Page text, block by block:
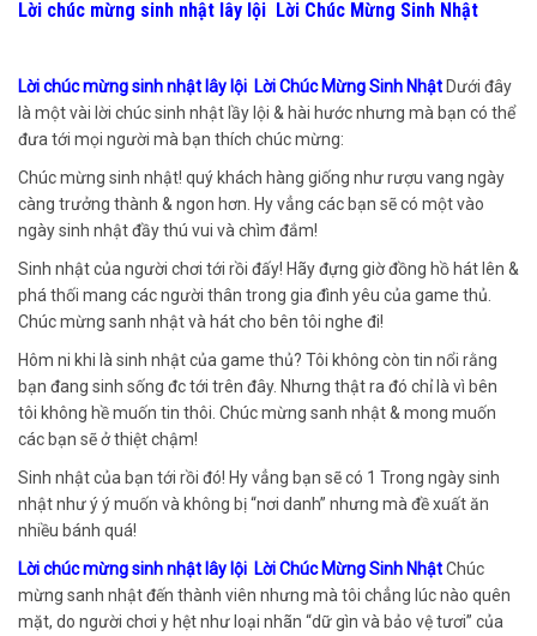
Lời chúc mừng sinh nhật lây lội Lời Chúc Mừng Sinh Nhật
Lời chúc mừng sinh nhật lây lội Lời Chúc Mừng Sinh Nhật Dưới đây
là một vài lời chúc sinh nhật lầy lội & hài hước nhưng mà bạn có thể
đưa tới mọi người mà bạn thích chúc mừng:
Chúc mừng sinh nhật! quý khách hàng giống như rượu vang ngày
càng trưởng thành & ngon hơn. Hy vẳng các bạn sẽ có một vào
ngày sinh nhật đầy thú vui và chìm đắm!
Sinh nhật của người chơi tới rồi đấy! Hãy đựng giờ đồng hồ hát lên &
phá thối mang các người thân trong gia đình yêu của game thủ.
Chúc mừng sanh nhật và hát cho bên tôi nghe đi!
Hôm ni khi là sinh nhật của game thủ? Tôi không còn tin nổi rằng
bạn đang sinh sống đc tới trên đây. Nhưng thật ra đó chỉ là vì bên
tôi không hề muốn tin thôi. Chúc mừng sanh nhật & mong muốn
các bạn sẽ ở thiệt chậm!
Sinh nhật của bạn tới rồi đó! Hy vẳng bạn sẽ có 1 Trong ngày sinh
nhật như ý ý muốn và không bị “nơi danh” nhưng mà đề xuất ăn
nhiều bánh quá!
Lời chúc mừng sinh nhật lây lội Lời Chúc Mừng Sinh NhậtChúc
mừng sanh nhật đến thành viên nhưng mà tôi chẳng lúc nào quên
mặt, do người chơi y hệt như loại nhãn “dữ gìn và bảo vệ tươi” của